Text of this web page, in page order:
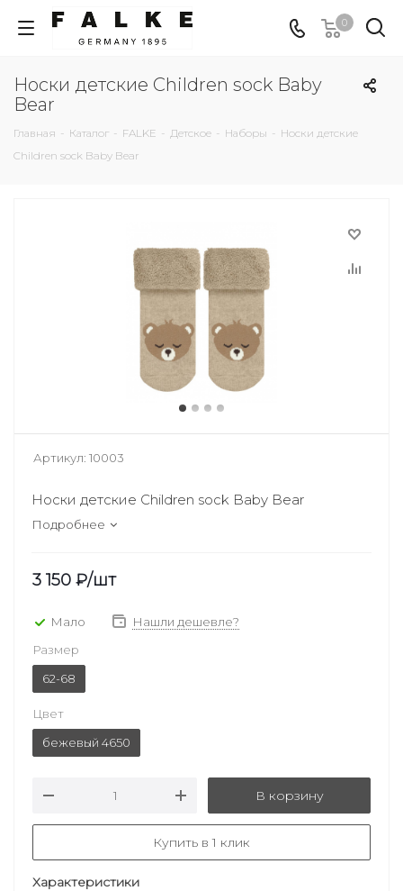
0
Носки детские Children sock Baby
Bear
Главная - Каталог - FALKE - Детское - Наборы - Носки детские
Children sock Baby Bear
Артикул: 10003
Носки детские Children sock Baby Bear
Подробнее
3 150 ₽/шт
Мало
Нашли дешевле?
Размер
62-68
Цвет
бежевый 4650
В корзину
Купить в 1 клик
Характеристики